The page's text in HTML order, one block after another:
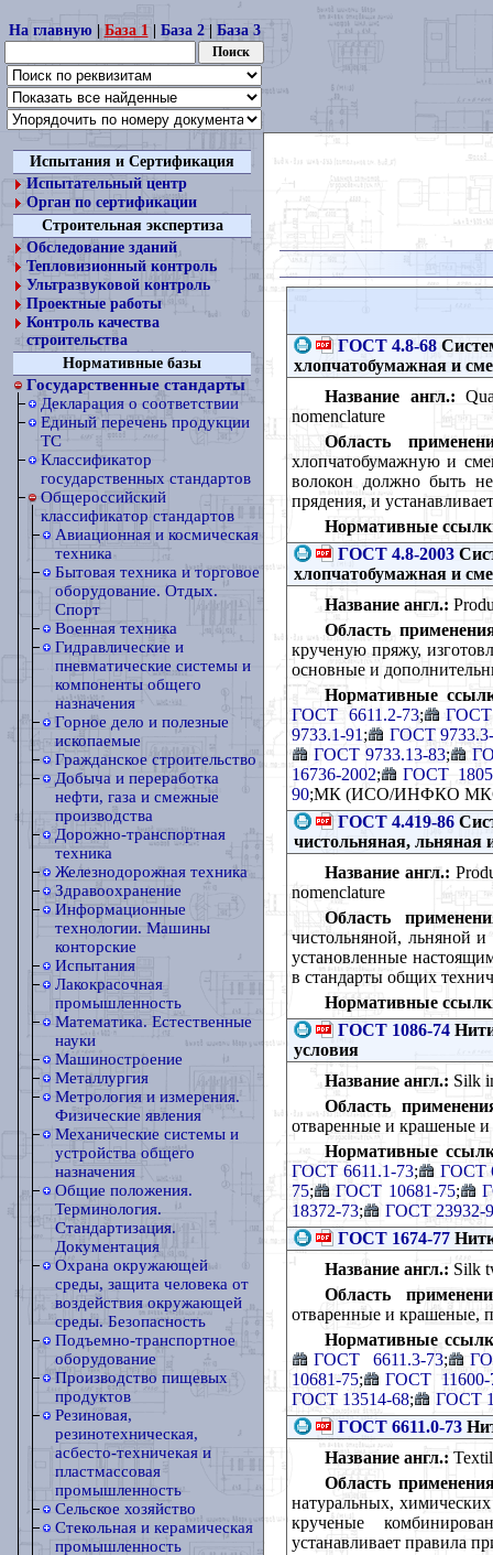
На главную| База 1| База 2| База 3
Испытания и Сертификация
Испытательный центр
Орган по сертификации
Строительная экспертиза
Обследование зданий
Тепловизионный контроль
Ультразвуковой контроль
Проектные работы
Контроль качества
строительства
Нормативные базы
Государственные стандарты
Декларация о соответствии
Единый перечень продукции
ТС
Классификатор
государственных стандартов
Общероссийский
классификатор стандартов
Авиационная и космическая
техника
Бытовая техника и торговое
оборудование. Отдых.
Спорт
Военная техника
Гидравлические и
пневматические системы и
компоненты общего
назначения
Горное дело и полезные
ископаемые
Гражданское строительство
Добыча и переработка
нефти, газа и смежные
производства
Дорожно-транспортная
техника
Железнодорожная техника
Здравоохранение
Информационные
технологии. Машины
конторские
Испытания
Лакокрасочная
промышленность
Математика. Естественные
науки
Машиностроение
Металлургия
Метрология и измерения.
Физические явления
Механические системы и
устройства общего
назначения
Общие положения.
Терминология.
Стандартизация.
Документация
Охрана окружающей
среды, защита человека от
воздействия окружающей
среды. Безопасность
Подъемно-транспортное
оборудование
Производство пищевых
продуктов
Резиновая,
резинотехническая,
асбесто-техничекая и
пластмассовая
промышленность
Сельское хозяйство
Стекольная и керамическая
промышленность
ГОСТ 4.8-68
хлопчатобумажная и
Название англ.:
nomenclature
Область
хлопчатобумажную и
волокон должно быть
прядения, и
Нормативные
ГОСТ 4.8-2003
хлопчатобумажная и
Название англ.:
Область
крученую пряжу,
основные и
Нормативные
ГОСТ 6611.2-73;
ГОСТ
9733.1-91 ;
ГОСТ
ГОСТ 9733.13-83;
16736-2002;
ГОСТ
90;МК (ИСО/ИНФКО МКС)
ГОСТ 4.419-86
чистольняная, льняная
Название англ.:
nomenclature
Область
чистольняной, льняной
установленные
в стандарты общих
Нормативные
ГОСТ 1086-74
условия
Название англ.: Silk
Область
отваренные и крашеные
Нормативные
ГОСТ 6611.1-73;
ГОСТ
75; ГОСТ 10681-75;
18372-73;
ГОСТ 23932-
ГОСТ 1674-77
Название англ.:Silk
Область
отваренные и крашеные,
Нормативные
ГОСТ 6611.3-73;
10681-75;
ГОСТ 11600-
ГОСТ 13514-68;
ГОСТ
ГОСТ 6611.0-73
Название англ.:
Область
натуральных,
крученые
устанавливает правила